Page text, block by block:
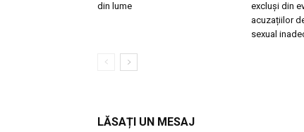
din lume
excluși din
acuzațiilor
sexual
LĂSAȚI UN MESAJ